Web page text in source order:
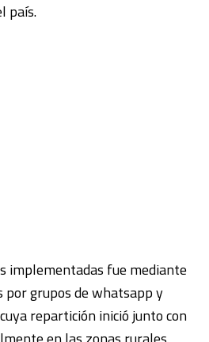
país.
implementadas fue mediante
grupos de whatsapp y
repartición inició junto con